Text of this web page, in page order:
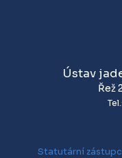
Ústav
Řež
Tel.:
Statutární